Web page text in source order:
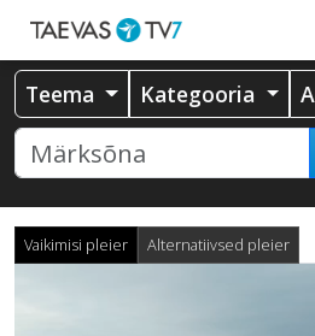
Teema Kategooria
Vaikimisi pleier Alternatiivsed pleier